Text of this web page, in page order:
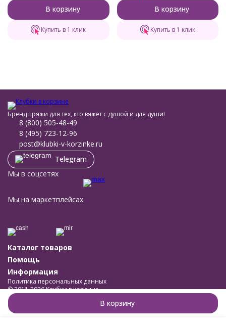
В корзину
В корзину
Купить в 1 клик
В корзину
Купить в 1 клик
Бренд пряжи для тех, кто вяжет с душой и для души!
8 (800) 505-48-49
8 (495) 723-12-96
post@klubki-v-korzinke.ru
Telegram
Мы в соцсетях
Мы на маркетплейсах
Каталог товаров
Помощь
Информация
Политика персональных данных
© 2011-2026 Клубки в корзине
Разработано в